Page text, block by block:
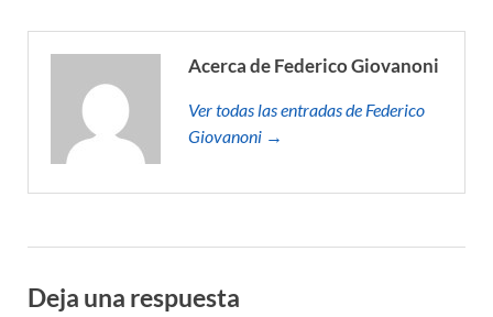
Acerca de Federico Giovanoni
Ver todas las entradas de Federico
Giovanoni →
Deja una respuesta